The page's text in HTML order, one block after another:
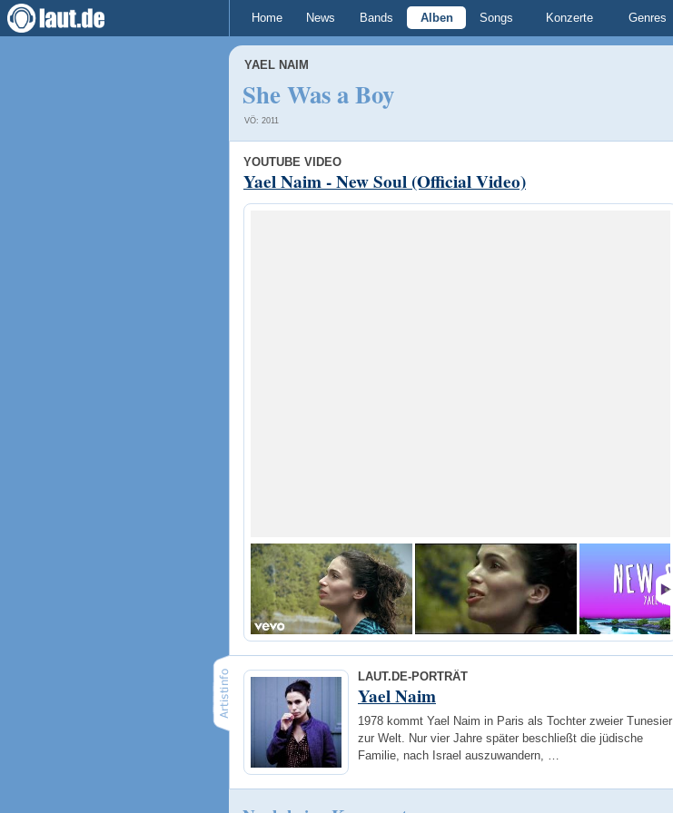
Home News Bands Alben Songs Konzerte Genres
YAEL NAIM
She Was a Boy
VÖ: 2011
YOUTUBE VIDEO
Yael Naim - New Soul (Official Video)
LAUT.DE-PORTRÄT
Yael Naim
1978 kommt Yael Naim in Paris als Tochter zweier Tunesier
zur Welt. Nur vier Jahre später beschließt die jüdische
Familie, nach Israel auszuwandern, …